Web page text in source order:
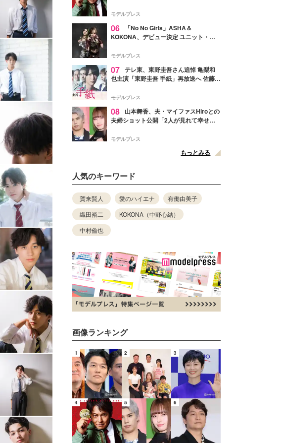
徴する“謎のキーワード”も
モデルプレス
06
「No No Girls」ASHA＆
KOKONA、デビュー決定 ユニット・
リリースへ
モデルプレス
07 テレ東、東野圭吾さん追悼 亀梨和
也主演「東野圭吾 手紙」再放送へ 佐藤隆
モデルプレス
08
山本舞香、夫・マイファスHiroとの
夫婦ショット公開「2人が見れて幸せ」
モデルプレス
もっとみる
人気のキーワード
賀来賢人 愛のハイエナ
有働由美子
織田裕二
KOKONA（中野心結）
中村倫也
画像ランキング
1 2 3
4 5 6